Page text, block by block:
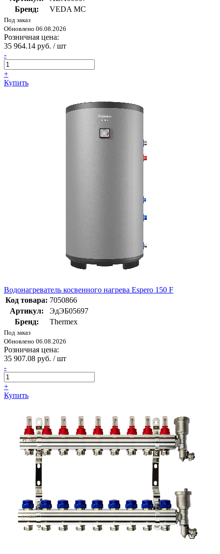
Бренд:
VEDA MC
Под заказ
Обновлено 06.08.2026
Розничная цена:
35 964.14 руб. / шт
-
+
Купить
Водонагреватель косвенного нагрева Espero 150 F
Код товара: 7050866
Артикул:
ЭдЭБ05697
Бренд:
Thermex
Под заказ
Обновлено 06.08.2026
Розничная цена:
35 907.08 руб. / шт
-
+
Купить